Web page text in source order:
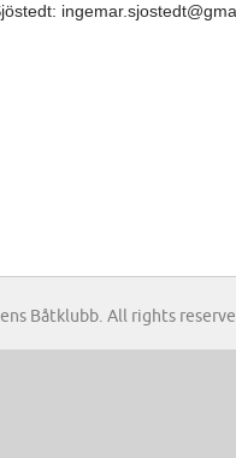
lägga
Båtklubb. All rights